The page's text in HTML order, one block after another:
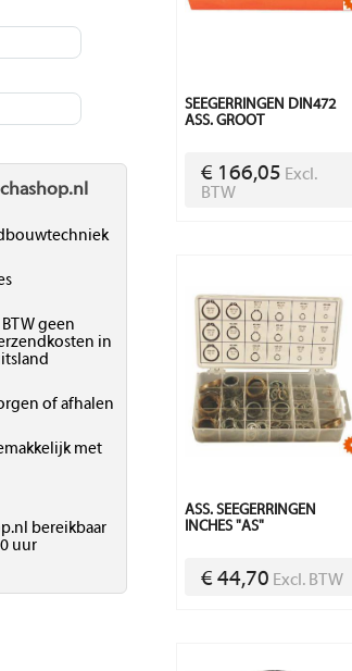
geen
in
of afhalen
met
bereikbaar
uur
SEEGERRINGEN DIN472
ASS. GROOT
€ 166,05 Excl.
BTW
ASS. SEEGERRINGEN
INCHES "AS"
€ 44,70 Excl. BTW